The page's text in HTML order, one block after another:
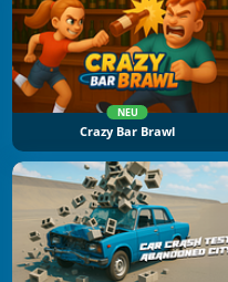
NEU
Crazy Bar Brawl